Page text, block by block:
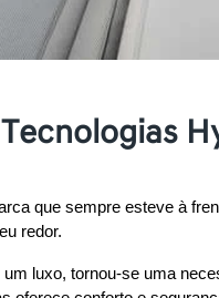
que sempre esteve à
redor.
um luxo, tornou-se uma